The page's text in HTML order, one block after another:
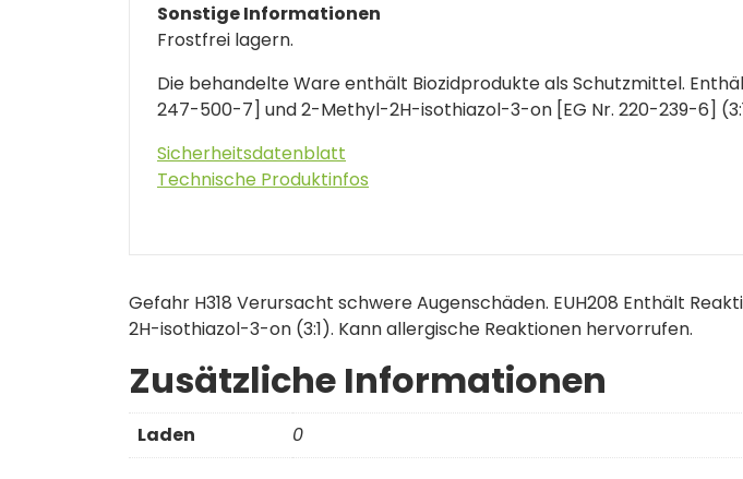
Sonstige Infor­ma­ti­onen
Frostfrei lagern.
Die behandelte Ware enthält Biozidprodukte als Schutzmittel.
247-500-7] und 2-Methyl-2H-isothiazol-3-on [EG Nr. 220-239-6]
Sicherheitsdatenblatt
Technische Produktinfos
Gefahr H318 Verursacht schwere Augenschäden. EUH208 Enthält
2H-isothiazol-3-on (3:1). Kann allergische Reaktionen hervorrufen.
Zusätzliche Informationen
Laden 0